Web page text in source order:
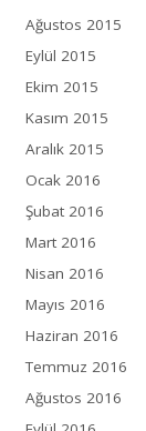
Ağustos 2015
Eylül 2015
Ekim 2015
Kasım 2015
Aralık 2015
Ocak 2016
Şubat 2016
Mart 2016
Nisan 2016
Mayıs 2016
Haziran 2016
Temmuz 2016
Ağustos 2016